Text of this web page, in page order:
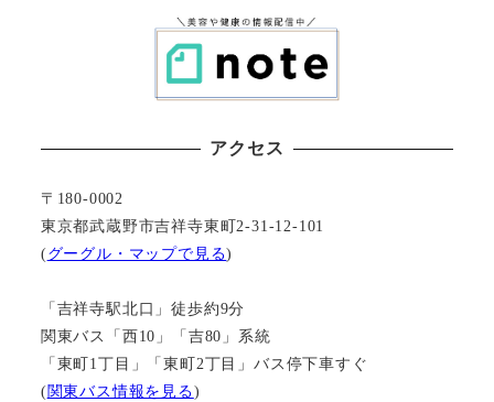
アクセス
〒180-0002
東京都武蔵野市吉祥寺東町2-31-12-101
(グーグル・マップで見る)
「吉祥寺駅北口」徒歩約9分
関東バス「西10」「吉80」系統
「東町1丁目」「東町2丁目」バス停下車すぐ
(関東バス情報を見る)